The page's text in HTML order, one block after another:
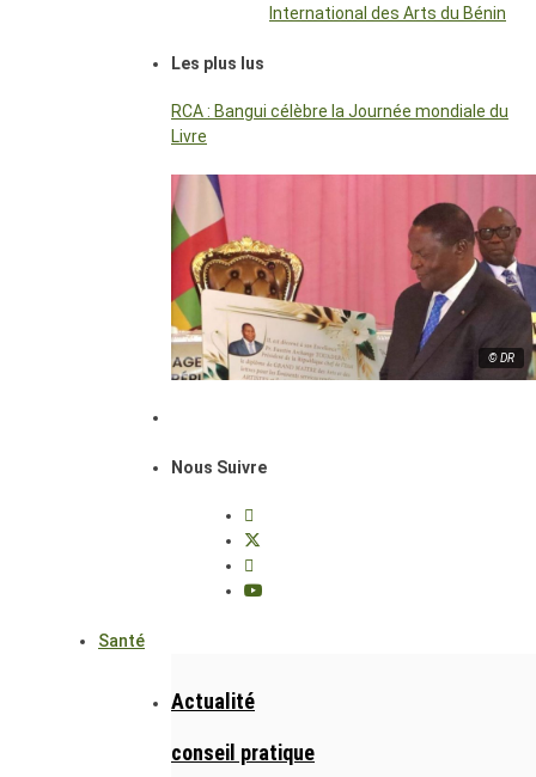
International des Arts du Bénin
Les plus lus
RCA : Bangui célèbre la Journée mondiale du
Livre
© DR
Nous Suivre
Santé
Actualité
conseil pratique